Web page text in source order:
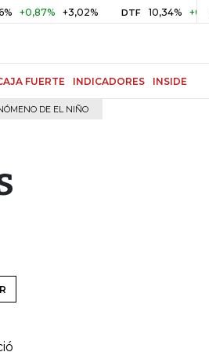
+3,02% DTF 10,34% +0,10%
FUERTE INDICADORES INSIDE
DE EL NIÑO